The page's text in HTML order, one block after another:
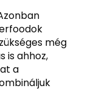
még
is ahhoz,
a